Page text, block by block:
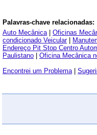
Palavras-chave relacionadas:
Auto Mecânica| Oficinas
condicionado Veicular|
Endereço Pit Stop Centro
Paulistano
Oficina Mecânica
Encontrei um Problema|